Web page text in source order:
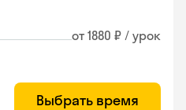
от 1880 ₽ / урок
Выбрать время